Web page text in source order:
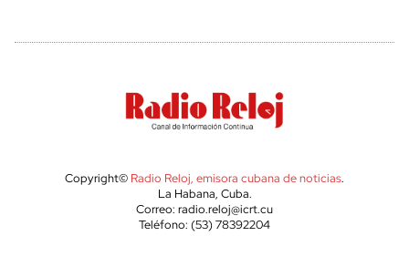
Copyright© Radio Reloj, emisora cubana de noticias.
La Habana, Cuba.
Correo: radio.reloj@icrt.cu
Teléfono: (53) 78392204